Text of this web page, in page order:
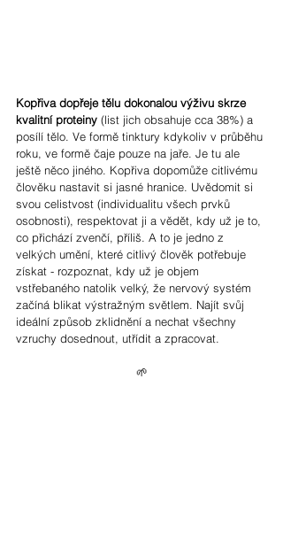
Kopřiva dopřeje tělu dokonalou výživu skrze
kvalitní proteiny (list jich obsahuje cca 38%) a
posílí tělo. Ve formě tinktury kdykoliv v průběhu
roku, ve formě čaje pouze na jaře. Je tu ale
ještě něco jiného. Kopřiva dopomůže citlivému
člověku nastavit si jasné hranice. Uvědomit si
svou celistvost (individualitu všech prvků
osobnosti), respektovat ji a vědět, kdy už je to,
co přichází zvenčí, příliš. A to je jedno z
velkých umění, které citlivý člověk potřebuje
získat - rozpoznat, kdy už je objem
vstřebaného natolik velký, že nervový systém
začíná blikat výstražným světlem. Najít svůj
ideální způsob zklidnění a nechat všechny
vzruchy dosednout, utřídit a zpracovat.
🌱